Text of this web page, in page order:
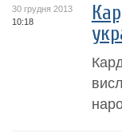
30 грудня 2013
10:18